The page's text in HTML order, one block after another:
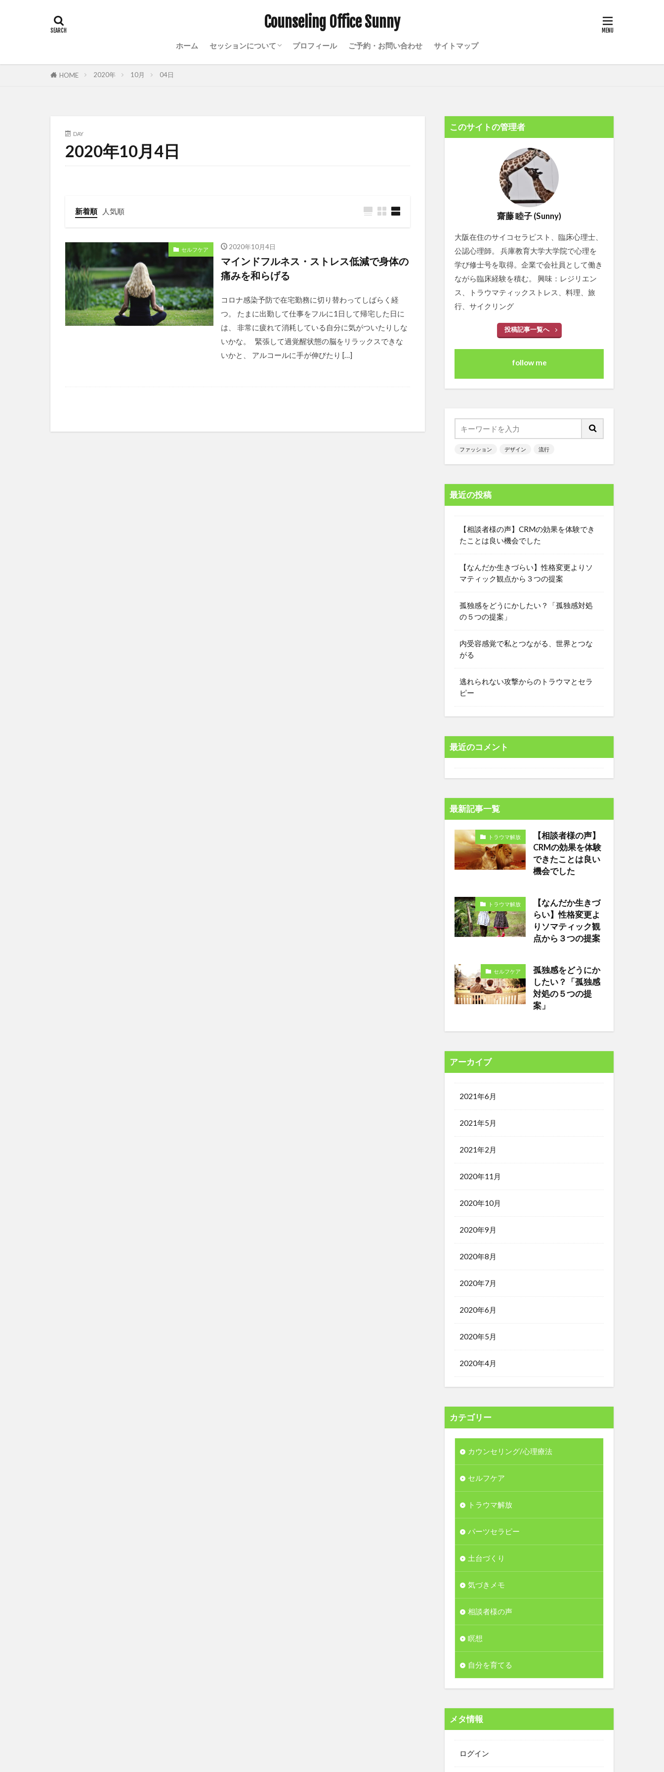
Counseling Office Sunny
ホーム セッションについて プロフィール ご予約・お問い合わせ サイトマップ
HOME 2020年 10月 04日
DAY
2020年10月4日
新着順 人気順
セルフケア 2020年10月4日
マインドフルネス・ストレス低減で身体の
痛みを和らげる
コロナ感染予防で在宅勤務に切り替わってしばらく経
つ。 たまに出勤して仕事をフルに1日して帰宅した日に
は、 非常に疲れて消耗している自分に気がついたりしな
いかな。 緊張して過覚醒状態の脳をリラックスできな
いかと、 アルコールに手が伸びたり […]
このサイトの管理者
齋藤 睦子 (Sunny)
大阪在住のサイコセラピスト、臨床心理士、
公認心理師。 兵庫教育大学大学院で心理を
学び修士号を取得。企業で会社員として働き
ながら臨床経験を積む。 興味：レジリエン
ス、トラウマティックストレス、料理、旅
行、サイクリング
投稿記事一覧へ
follow me
ファッション デザイン 流行
最近の投稿
【相談者様の声】CRMの効果を体験でき
たことは良い機会でした
【なんだか生きづらい】性格変更よりソ
マティック観点から３つの提案
孤独感をどうにかしたい？「孤独感対処
の５つの提案」
内受容感覚で私とつながる、世界とつな
がる
逃れられない攻撃からのトラウマとセラ
ピー
最近のコメント
最新記事一覧
トラウマ解放
【相談者様の声】
CRMの効果を体験
できたことは良い
機会でした
トラウマ解放
【なんだか生きづ
らい】性格変更よ
りソマティック観
点から３つの提案
セルフケア
孤独感をどうにか
したい？「孤独感
対処の５つの提
案」
アーカイブ
2021年6月
2021年5月
2021年2月
2020年11月
2020年10月
2020年9月
2020年8月
2020年7月
2020年6月
2020年5月
2020年4月
カテゴリー
カウンセリング/心理療法
セルフケア
トラウマ解放
パーツセラピー
土台づくり
気づきメモ
相談者様の声
瞑想
自分を育てる
メタ情報
ログイン